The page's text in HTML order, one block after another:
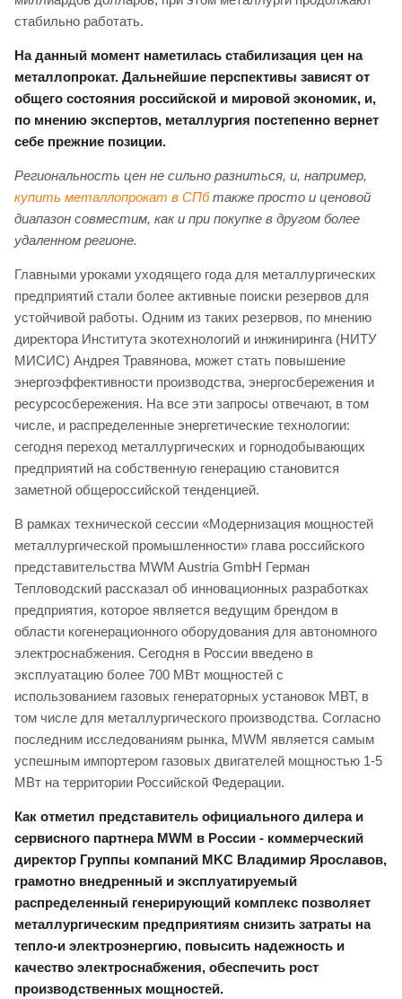
стабильно работать.
На данный момент наметилась стабилизация цен на
металлопрокат. Дальнейшие перспективы зависят от
общего состояния российской и мировой экономик, и,
по мнению экспертов, металлургия постепенно вернет
себе прежние позиции.
Региональность цен не сильно разниться, и, например,
купить металлопрокат в СПбтакже просто и ценовой
диапазон совместим, как и при покупке в другом более
удаленном регионе.
Главными уроками уходящего года для металлургических
предприятий стали более активные поиски резервов для
устойчивой работы. Одним из таких резервов, по мнению
директора Института экотехнологий и инжиниринга (НИТУ
МИСИС) Андрея Травянова, может стать повышение
энергоэффективности производства, энергосбережения и
ресурсосбережения. На все эти запросы отвечают, в том
числе, и распределенные энергетические технологии:
сегодня переход металлургических и горнодобывающих
предприятий на собственную генерацию становится
заметной общероссийской тенденцией.
В рамках технической сессии «Модернизация мощностей
металлургической промышленности» глава российского
представительства MWM Austria GmbH Герман
Тепловодский рассказал об инновационных разработках
предприятия, которое является ведущим брендом в
области когенерационного оборудования для автономного
электроснабжения. Сегодня в России введено в
эксплуатацию более 700 МВт мощностей с
использованием газовых генераторных установок МВТ, в
том числе для металлургического производства. Согласно
последним исследованиям рынка, MWM является самым
успешным импортером газовых двигателей мощностью 1-5
МВт на территории Российской Федерации.
Как отметил представитель официального дилера и
сервисного партнера MWM в России - коммерческий
директор Группы компаний MKC Владимир Ярославов,
грамотно внедренный и эксплуатируемый
распределенный генерирующий комплекс позволяет
металлургическим предприятиям снизить затраты на
тепло-и электроэнергию, повысить надежность и
качество электроснабжения, обеспечить рост
производственных мощностей.